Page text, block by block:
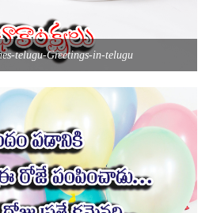
telugu-Greetings-in-telugu